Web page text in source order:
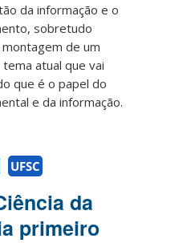
da informação e o
sobretudo
de um
atual que vai
que é o papel do
e da informação.
UFSC
da
primeiro